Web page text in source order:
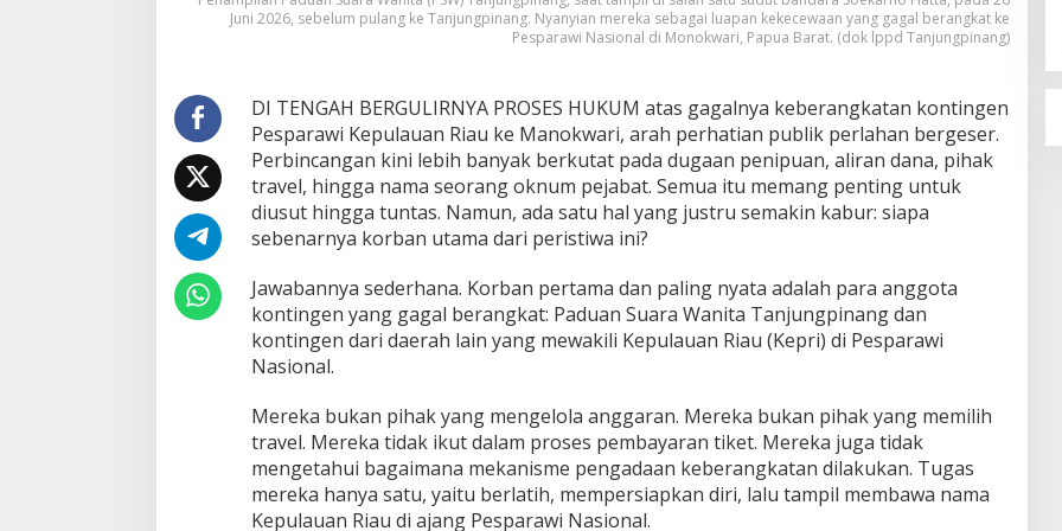
a
k
e
P
e
s
p
a
a
w
i
N
i
o
n
a
l
M
Juni 2026, sebelum pulang ke Tanjungpinang. Nyanyian mereka sebagai luapan kekecewaan yang gagal berangkat ke
Pesparawi Nasional di Monokwari, Papua Barat. (dok lppd Tanjungpinang)
DI TENGAH BERGULIRNYA PROSES HUKUM atas gagalnya keberangkatan kontingen
Pesparawi Kepulauan Riau ke Manokwari, arah perhatian publik perlahan bergeser.
Perbincangan kini lebih banyak berkutat pada dugaan penipuan, aliran dana, pihak
travel, hingga nama seorang oknum pejabat. Semua itu memang penting untuk
diusut hingga tuntas. Namun, ada satu hal yang justru semakin kabur: siapa
sebenarnya korban utama dari peristiwa ini?
Jawabannya sederhana. Korban pertama dan paling nyata adalah para anggota
kontingen yang gagal berangkat: Paduan Suara Wanita Tanjungpinang dan
kontingen dari daerah lain yang mewakili Kepulauan Riau (Kepri) di Pesparawi
Nasional.
Mereka bukan pihak yang mengelola anggaran. Mereka bukan pihak yang memilih
travel. Mereka tidak ikut dalam proses pembayaran tiket. Mereka juga tidak
mengetahui bagaimana mekanisme pengadaan keberangkatan dilakukan. Tugas
mereka hanya satu, yaitu berlatih, mempersiapkan diri, lalu tampil membawa nama
Kepulauan Riau di ajang Pesparawi Nasional.